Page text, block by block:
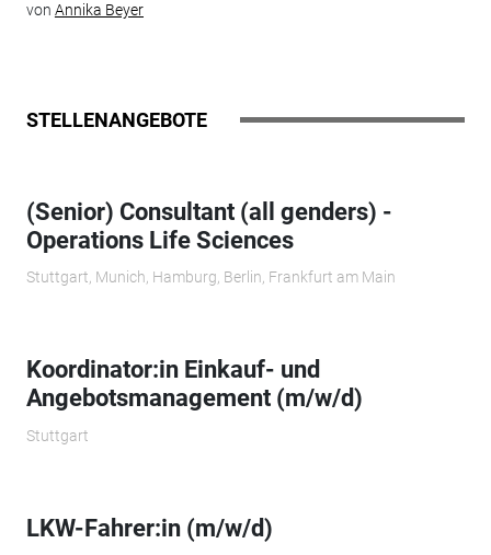
von Annika Beyer
STELLENANGEBOTE
(Senior) Consultant (all genders) -
Operations Life Sciences
Stuttgart, Munich, Hamburg, Berlin, Frankfurt am Main
Koordinator:in Einkauf- und
Angebotsmanagement (m/w/d)
Stuttgart
LKW-Fahrer:in (m/w/d)